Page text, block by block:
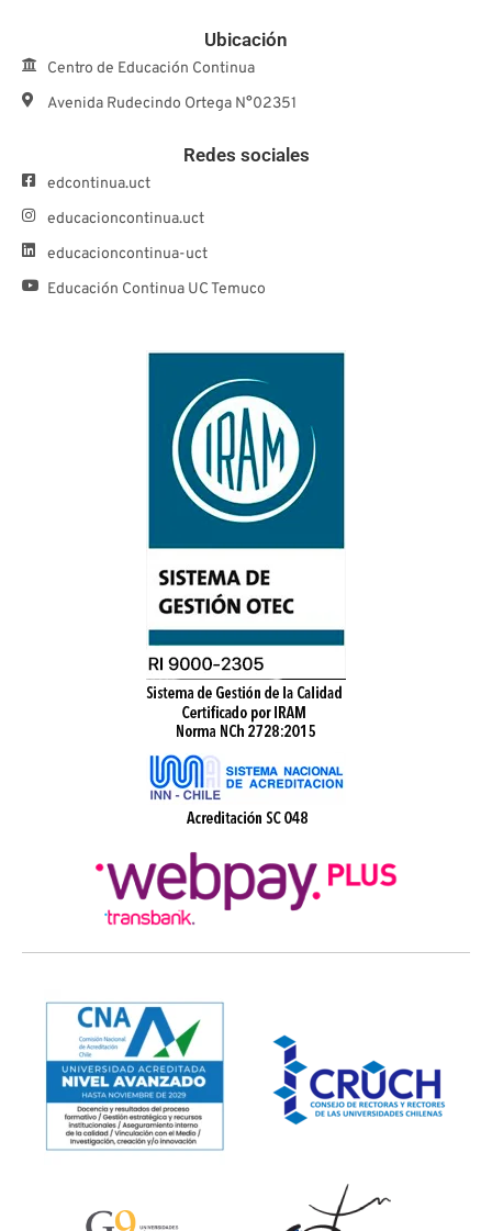
Ubicación
Centro de Educación Continua
Avenida Rudecindo Ortega N°02351
Redes sociales
edcontinua.uct
educacioncontinua.uct
educacioncontinua-uct
Educación Continua UC Temuco